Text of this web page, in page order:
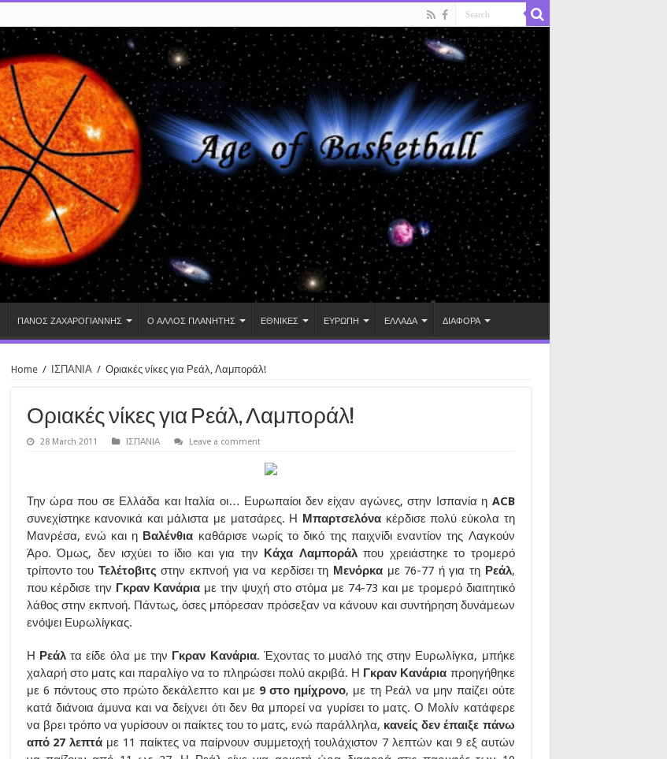
ΠΑΝΟΣ ΖΑΧΑΡΟΓΙΑΝΝΗΣ Ο ΑΛΛΟΣ ΠΛΑΝΗΤΗΣ ΕΘΝΙΚΕΣ ΕΥΡΩΠΗ ΕΛΛΑΔΑ ΔΙΑΦΟΡΑ
Home / ΙΣΠΑΝΙΑ / Οριακές νίκες για Ρεάλ, Λαμποράλ!
Οριακές νίκες για Ρεάλ, Λαμποράλ!
28 March 2011 ΙΣΠΑΝΙΑ Leave a comment
Την ώρα που σε Ελλάδα και Ιταλία οι… Ευρωπαίοι δεν είχαν αγώνες, στην Ισπανία η ACB
συνεχίστηκε κανονικά και μάλιστα με ματσάρες. Η Μπαρτσελόνακέρδισε πολύ εύκολα τη
Μανρέσα, ενώ και η Βαλένθια καθάρισε νωρίς το δικό της παιχνίδι εναντίον της Λαγκούν
Άρο. Όμως, δεν ισχύει το ίδιο και για την Κάχα Λαμποράλπου χρειάστηκε το τρομερό
τρίποντο του Τελέτοβιτς στην εκπνοή για να κερδίσει τη Μενόρκαμε 76-77 ή για τη Ρεάλ,
που κέρδισε την Γκραν Κανάρια με την ψυχή στο στόμα με 74-73 και με τρομερό διαιτητικό
λάθος στην εκπνοή. Πάντως, όσες μπόρεσαν πρόσεξαν να κάνουν και συντήρηση δυνάμεων
ενόψει Ευρωλίγκας.
Η Ρεάλτα είδε όλα με την Γκραν Κανάρια. Έχοντας το μυαλό της στην Ευρωλίγκα, μπήκε
χαλαρή στο ματς και παραλίγο να το πληρώσει πολύ ακριβά. Η Γκραν Κανάρια προηγήθηκε
με 6 πόντους στο πρώτο δεκάλεπτο και με9 στο ημίχρονο, με τη Ρεάλ να μην παίζει ούτε
κατά διάνοια άμυνα και να δείχνει ότι δεν θα μπορεί να γυρίσει το ματς. Ο Μολίν κατάφερε
να βρει τρόπο να γυρίσουν οι παίκτες του το ματς, ενώ παράλληλα, κανείς δεν έπαιξε πάνω
από 27 λεπτά με 11 παίκτες να παίρνουν συμμετοχή τουλάχιστον 7 λεπτών και 9 εξ αυτών